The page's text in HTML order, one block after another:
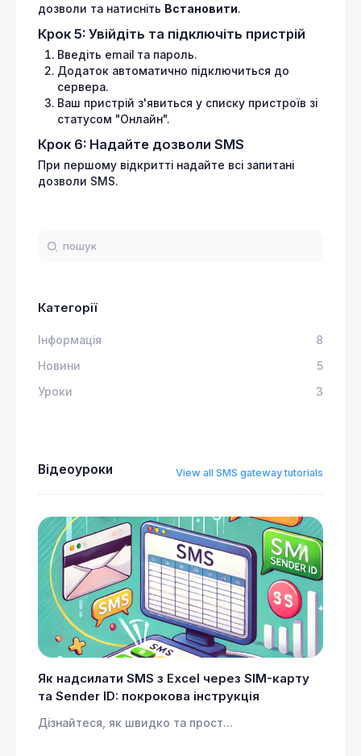
дозволи та натисніть Встановити.
Крок 5: Увійдіть та підключіть пристрій
Введіть email та пароль.
Додаток автоматично підключиться до
сервера.
Ваш пристрій з'явиться у списку пристроїв зі
статусом "Онлайн".
Крок 6: Надайте дозволи SMS
При першому відкритті надайте всі запитані
дозволи SMS.
Категорії
Інформація
8
Новини
5
Уроки
3
Відеоуроки View all SMS gateway tutorials
Як надсилати SMS з Excel через SIM-карту
та Sender ID: покрокова інструкція
Дізнайтеся, як швидко та прост...